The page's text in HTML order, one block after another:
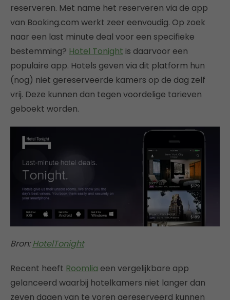
reserveren. Met name het reserveren via de app
van Booking.com werkt zeer eenvoudig. Op zoek
naar een last minute deal voor een specifieke
bestemming? Hotel Tonight is daarvoor een
populaire app. Hotels geven via dit platform hun
(nog) niet gereserveerde kamers op de dag zelf
vrij. Deze kunnen dan tegen voordelige tarieven
geboekt worden.
Bron:HotelTonight
Recent heeft Roomlia een vergelijkbare app
gelanceerd waarbij hotelkamers niet langer dan
zeven dagen van te voren gereserveerd kunnen